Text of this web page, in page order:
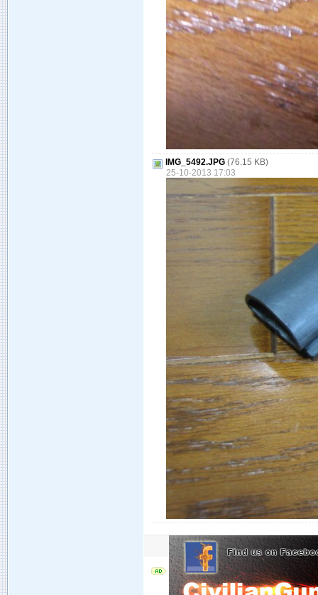
IMG_5492.JPG (76.15 KB)
25-10-2013 17:03